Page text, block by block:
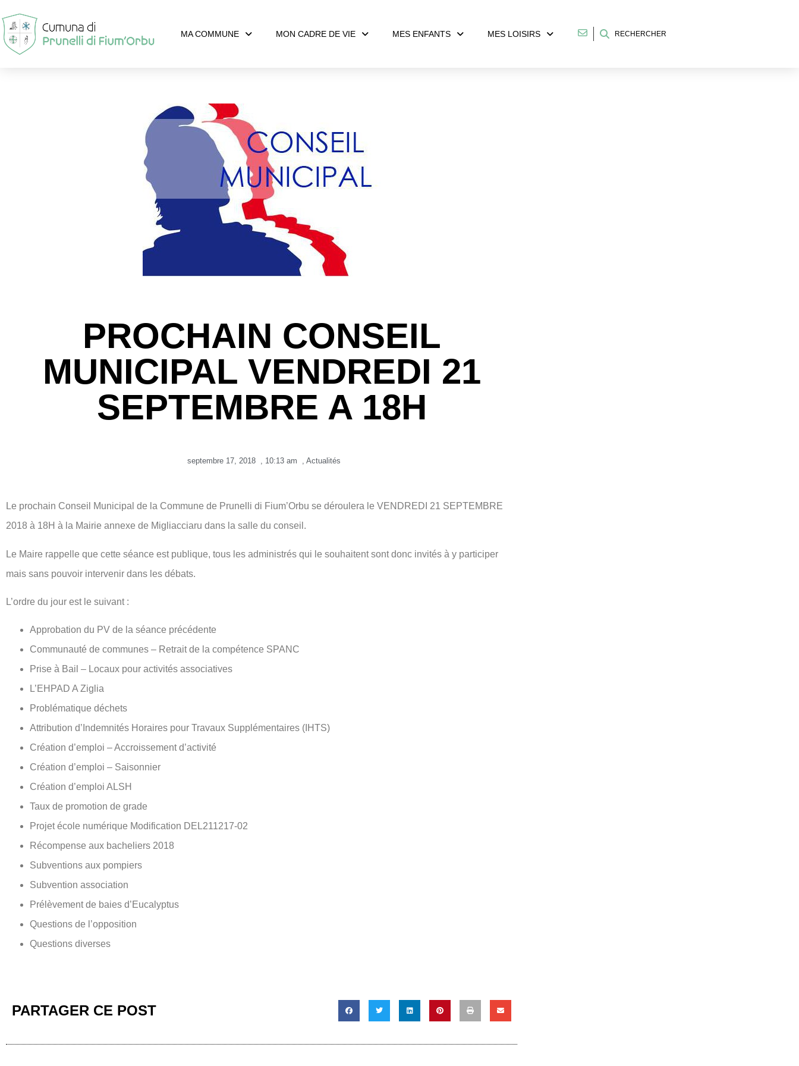
MA COMMUNE MON CADRE DE VIE MES ENFANTS MES LOISIRS RECHERCHER
PROCHAIN CONSEIL
MUNICIPAL VENDREDI 21
SEPTEMBRE A 18H
septembre 17, 2018 , 10:13 am , Actualités
Le prochain Conseil Municipal de la Commune de Prunelli di Fium’Orbu se déroulera le VENDREDI 21 SEPTEMBRE
2018 à 18H à la Mairie annexe de Migliacciaru dans la salle du conseil.
Le Maire rappelle que cette séance est publique, tous les administrés qui le souhaitent sont donc invités à y participer
mais sans pouvoir intervenir dans les débats.
L’ordre du jour est le suivant :
Approbation du PV de la séance précédente
Communauté de communes – Retrait de la compétence SPANC
Prise à Bail – Locaux pour activités associatives
L’EHPAD A Ziglia
Problématique déchets
Attribution d’Indemnités Horaires pour Travaux Supplémentaires (IHTS)
Création d’emploi – Accroissement d’activité
Création d’emploi – Saisonnier
Création d’emploi ALSH
Taux de promotion de grade
Projet école numérique Modification DEL211217-02
Récompense aux bacheliers 2018
Subventions aux pompiers
Subvention association
Prélèvement de baies d’Eucalyptus
Questions de l’opposition
Questions diverses
PARTAGER CE POST